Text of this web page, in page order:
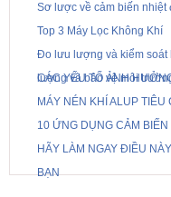
Sơ lược về cảm biến nhiệt
Top 3 Máy Lọc Không Khí
Đo lưu lượng và kiểm soát
lượng và bảo vệ môi
CÁC YẾU TỐ ẢNH
MÁY NÉN KHÍ ALUP
10 ỨNG DỤNG CẢM
HÃY LÀM NGAY ĐIỀU
BẠN